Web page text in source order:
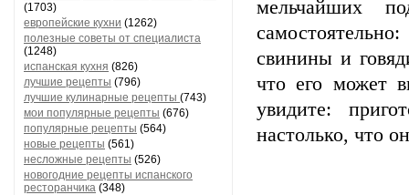
(1703)
европейские кухни (1262)
полезные советы от специалиста
(1248)
испанская кухня (826)
лучшие рецепты (796)
лучшие кулинарные рецепты (743)
мои популярные рецепты (676)
популярные рецепты (564)
новые рецепты (561)
несложные рецепты (526)
новогодние рецепты испанского
ресторанчика (348)
мельчайших
свинины и
что его может
увидите:
настолько, что